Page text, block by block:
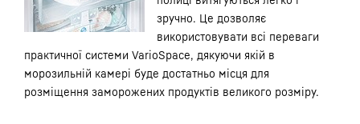
зручно. Це дозволяє
використовувати всі переваги
практичної системи VarioSpace, дякуючи якій в
морозильній камері буде достатньо місця для
розміщення заморожених продуктів великого розміру.